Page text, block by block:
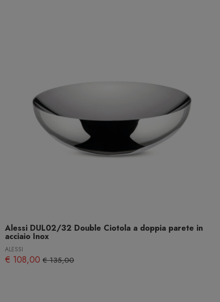
Alessi DUL02/32 Double Ciotola a doppia parete in
acciaio Inox
ALESSI
€ 108,00 € 135,00